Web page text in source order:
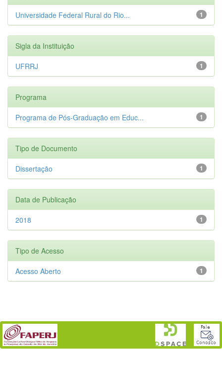
1
Universidade Federal Rural do Rio...
Sigla da Instituição
1
UFRRJ
Programa
1
Programa de Pós-Graduação em Educ...
Tipo de Documento
1
Dissertação
Data de Publicação
1
2018
Tipo de Acesso
1
Acesso Aberto